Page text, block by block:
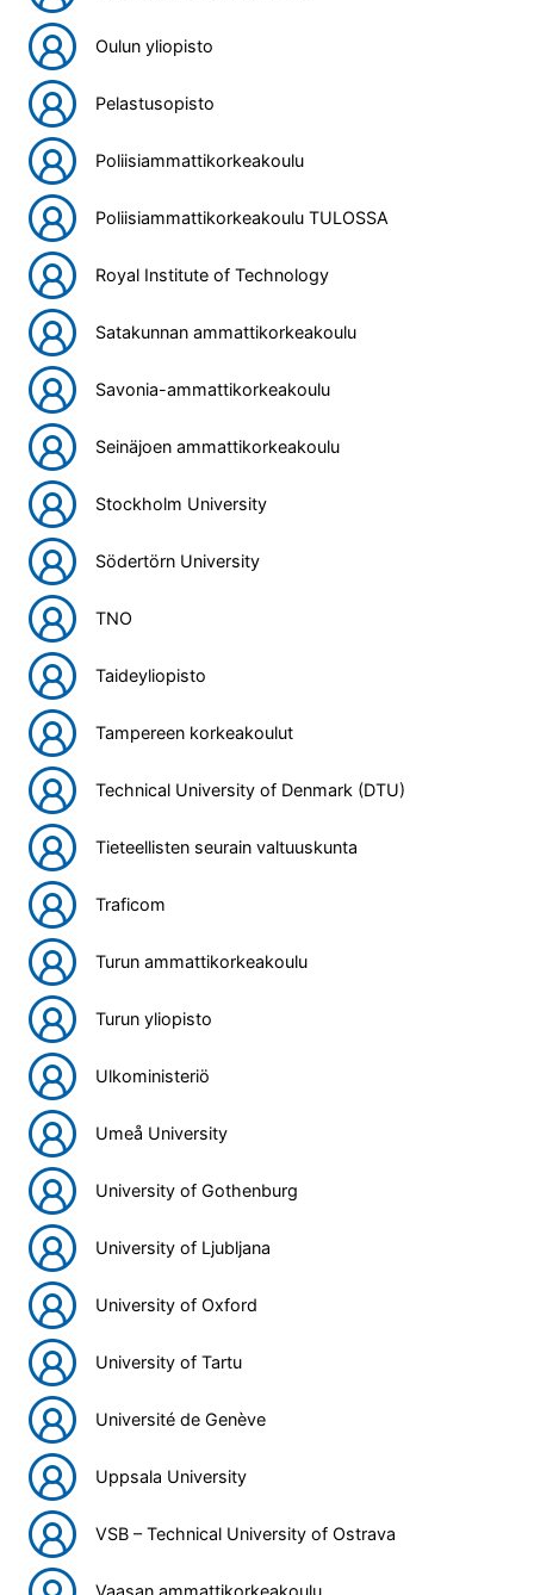
Oulun yliopisto
Pelastusopisto
Poliisiammattikorkeakoulu
Poliisiammattikorkeakoulu TULOSSA
Royal Institute of Technology
Satakunnan ammattikorkeakoulu
Savonia-ammattikorkeakoulu
Seinäjoen ammattikorkeakoulu
Stockholm University
Södertörn University
TNO
Taideyliopisto
Tampereen korkeakoulut
Technical University of Denmark (DTU)
Tieteellisten seurain valtuuskunta
Traficom
Turun ammattikorkeakoulu
Turun yliopisto
Ulkoministeriö
Umeå University
University of Gothenburg
University of Ljubljana
University of Oxford
University of Tartu
Université de Genève
Uppsala University
VSB – Technical University of Ostrava
Vaasan ammattikorkeakoulu